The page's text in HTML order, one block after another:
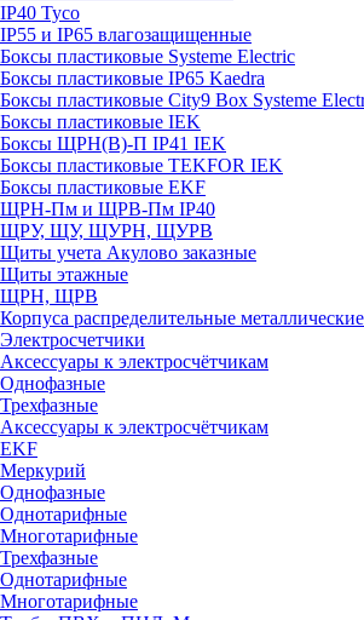
IP40 Тусо
IP55 и IP65 влагозащищенные
Боксы пластиковые Systeme Electric
Боксы пластиковые IP65 Kaedra
Боксы пластиковые City9 Box Systeme
Боксы пластиковые IEK
Боксы ЩРН(В)-П IP41 IEK
Боксы пластиковые TEKFOR IEK
Боксы пластиковые EKF
ЩРН-Пм и ЩРВ-Пм IP40
ЩРУ, ЩУ, ЩУРН, ЩУРВ
Щиты учета Акулово заказные
Щиты этажные
ЩРН, ЩРВ
Корпуса распределительные
Электросчетчики
Аксессуары к электросчётчикам
Однофазные
Трехфазные
Аксессуары к электросчётчикам
EKF
Меркурий
Однофазные
Однотарифные
Многотарифные
Трехфазные
Однотарифные
Многотарифные